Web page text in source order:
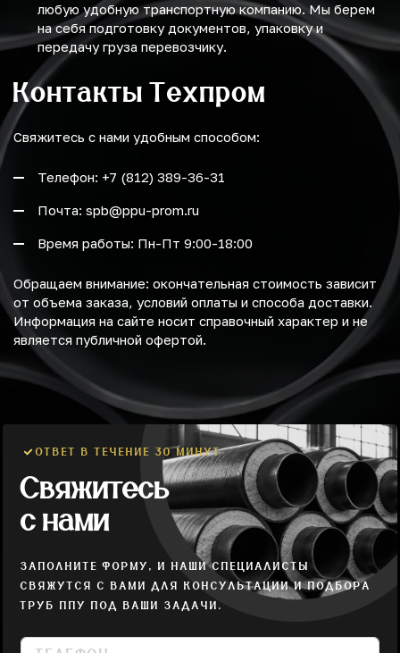
любую удобную транспортную компанию. Мы берем
на себя подготовку документов, упаковку и
передачу груза перевозчику.
Контакты Техпром
Свяжитесь с нами удобным способом:
Телефон: +7 (812) 389-36-31
Почта: spb@ppu-prom.ru
Время работы: Пн-Пт 9:00-18:00
Обращаем внимание: окончательная стоимость зависит
от объема заказа, условий оплаты и способа доставки.
Информация на сайте носит справочный характер и не
является публичной офертой.
ОТВЕТ В ТЕЧЕНИЕ 30 МИНУТ
Свяжитесь
с нами
ЗАПОЛНИТЕ ФОРМУ, И НАШИ СПЕЦИАЛИСТЫ
СВЯЖУТСЯ С ВАМИ ДЛЯ КОНСУЛЬТАЦИИ И ПОДБОРА
ТРУБ ППУ ПОД ВАШИ ЗАДАЧИ.